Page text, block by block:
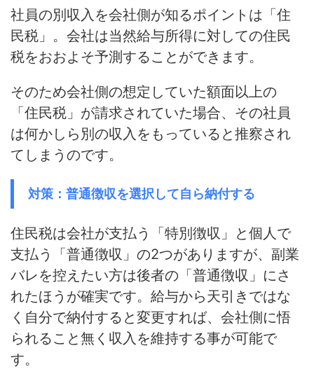
社員の別収入を会社側が知るポイントは「住
民税」。会社は当然給与所得に対しての住民
税をおおよそ予測することができます。
そのため会社側の想定していた額面以上の
「住民税」が請求されていた場合、 その社員
は何かしら別の収入をもっていると推察され
てしまう のです。
対策：普通徴収を選択して自ら納付する
住民税は会社が支払う「特別徴収」と個人で
支払う「普通徴収」の2つがありますが、 副業
バレを控えたい方は後者の「普通徴収」にさ
れたほうが確実です。給与から天引きではな
く自分で納付すると変更すれば、会社側に悟
られること無く収入を維持する事が可能で
す。